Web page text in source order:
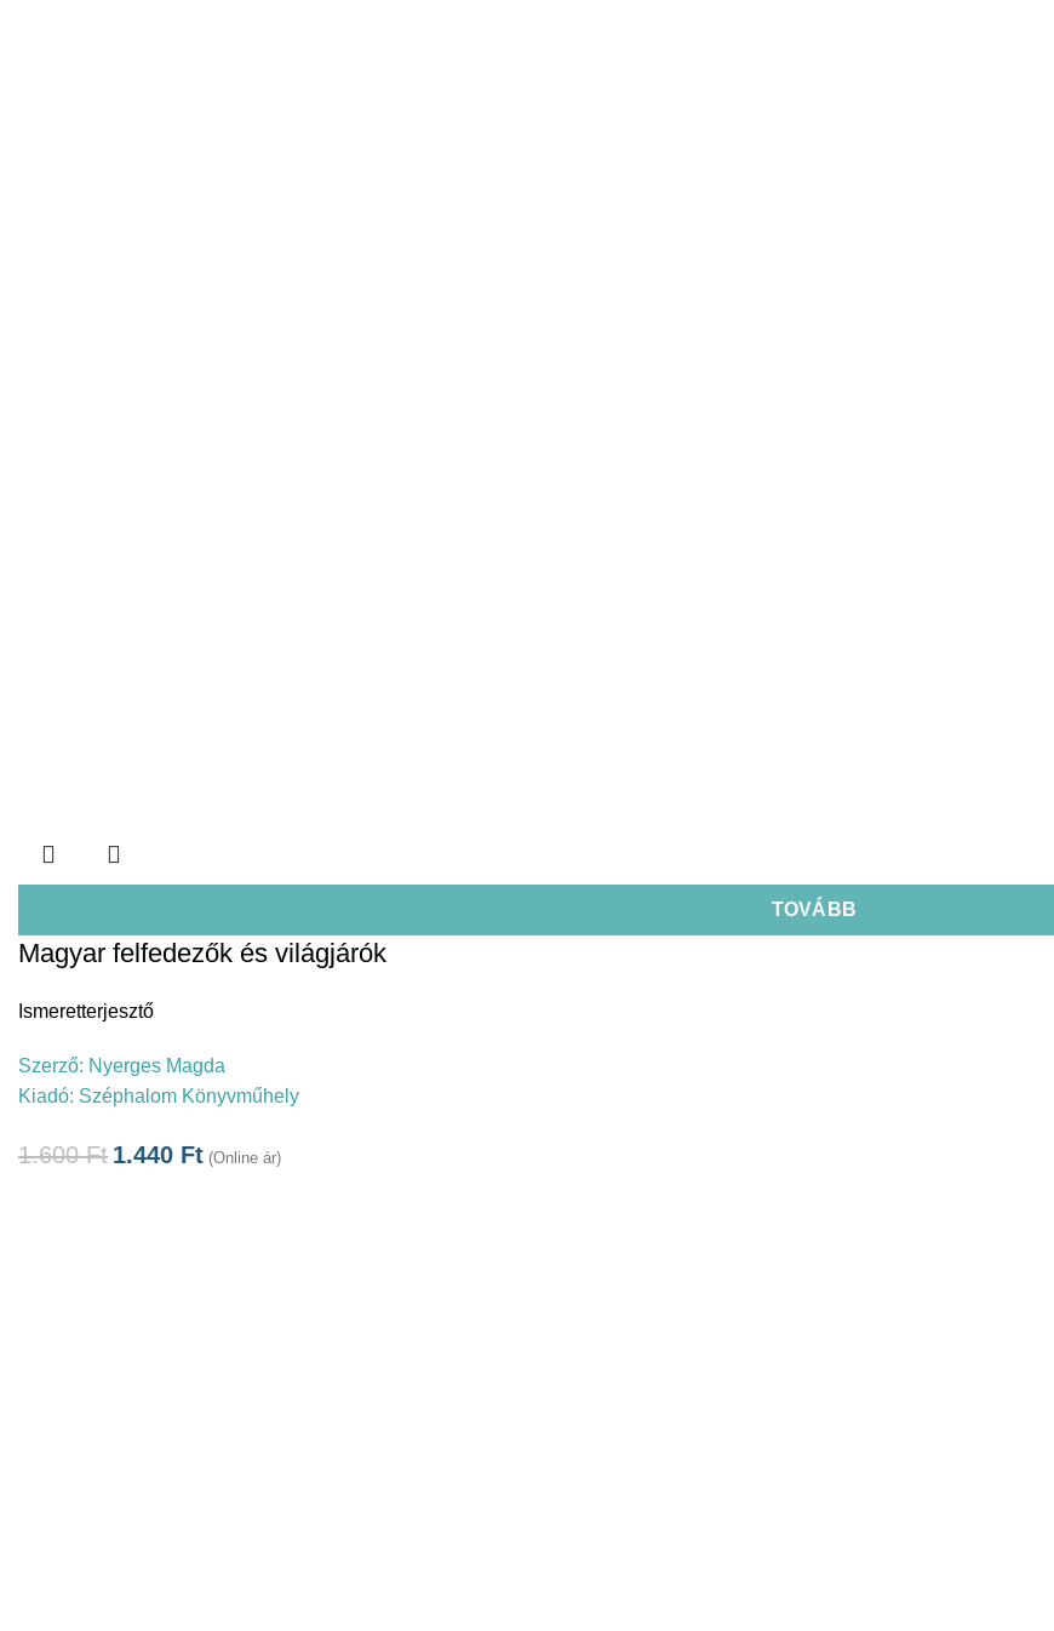
TOVÁBB
Magyar felfedezők és világjárók
Ismeretterjesztő
Szerző: Nyerges Magda
Kiadó: Széphalom Könyvműhely
1.600Ft 1.440 Ft (Online ár)